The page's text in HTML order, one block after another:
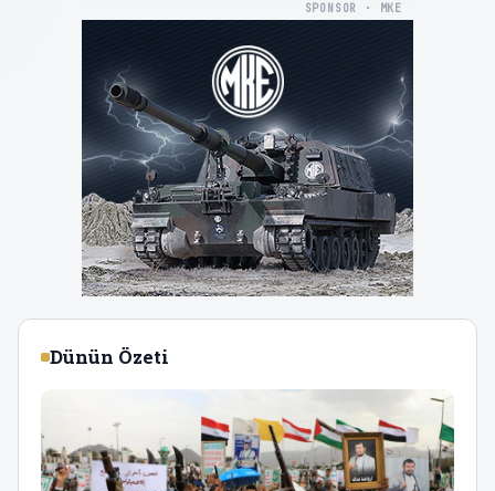
SPONSOR · MKE
Dünün Özeti